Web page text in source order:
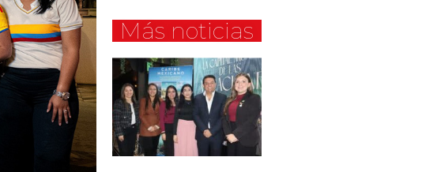
Más noticias